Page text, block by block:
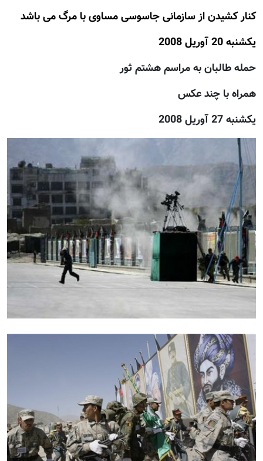
کنار کشيدن از سازمانی جاسوسی مساوی با مرگ می باشد
يكشنبه 20 آوريل 2008
حمله طالبان به مراسم هشتم ثور
همراه با چند عکس
يكشنبه 27 آوريل 2008